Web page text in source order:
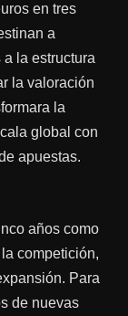
en tres
a
la estructura
la valoración
la
global con
apuestas.
años como
competición,
Para
de nuevas